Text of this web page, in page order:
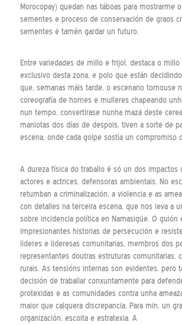
Morocopay) quedan nas táboas para mostrarme
sementes e proceso de conservación de graos
sementes é tamén gardar un futuro.
Entre variedades de millo e frijol, destaca o millo
exclusivo desta zona, e polo que están
que, semanas máis tarde, o escenario tornouse
coreografía de homes e mulleres chapeando
nun tempo, convertirase nunha mazá deste
maniotas dos días de despois, tiven a sorte de
escena, onde cada golpe sostía un compromiso
A dureza física do traballo é só un dos impactos
actores e actrices, defensoras ambientais. No
retumban a criminalización, a violencia e as
con detalles na terceira escena, que nos leva a
sobre incidencia política en Namasigüe. O guión
impresionantes historias de persecución e
líderes e lideresas comunitarias, membros dos
representantes doutras estruturas comunitarias,
rurais. As tensións internas son evidentes, pero
decisión de traballar conxuntamente para
protexidas e as comunidades contra unha
maior que calquera discrepancia. Para min, un
organización, escoita e estratexia. A